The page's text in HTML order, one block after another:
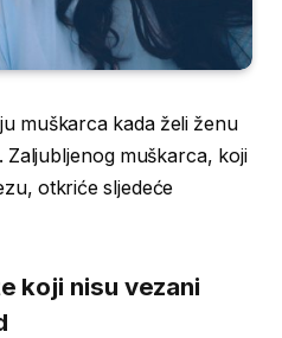
muškarca kada želi ženu
Zaljubljenog muškarca, koji
otkriće sljedeće
koji nisu vezani